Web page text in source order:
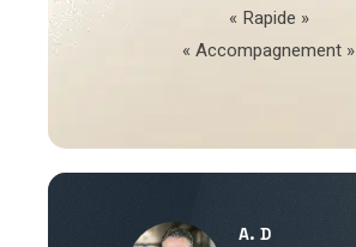
« Rapide »
« Accompagnement »
A. D